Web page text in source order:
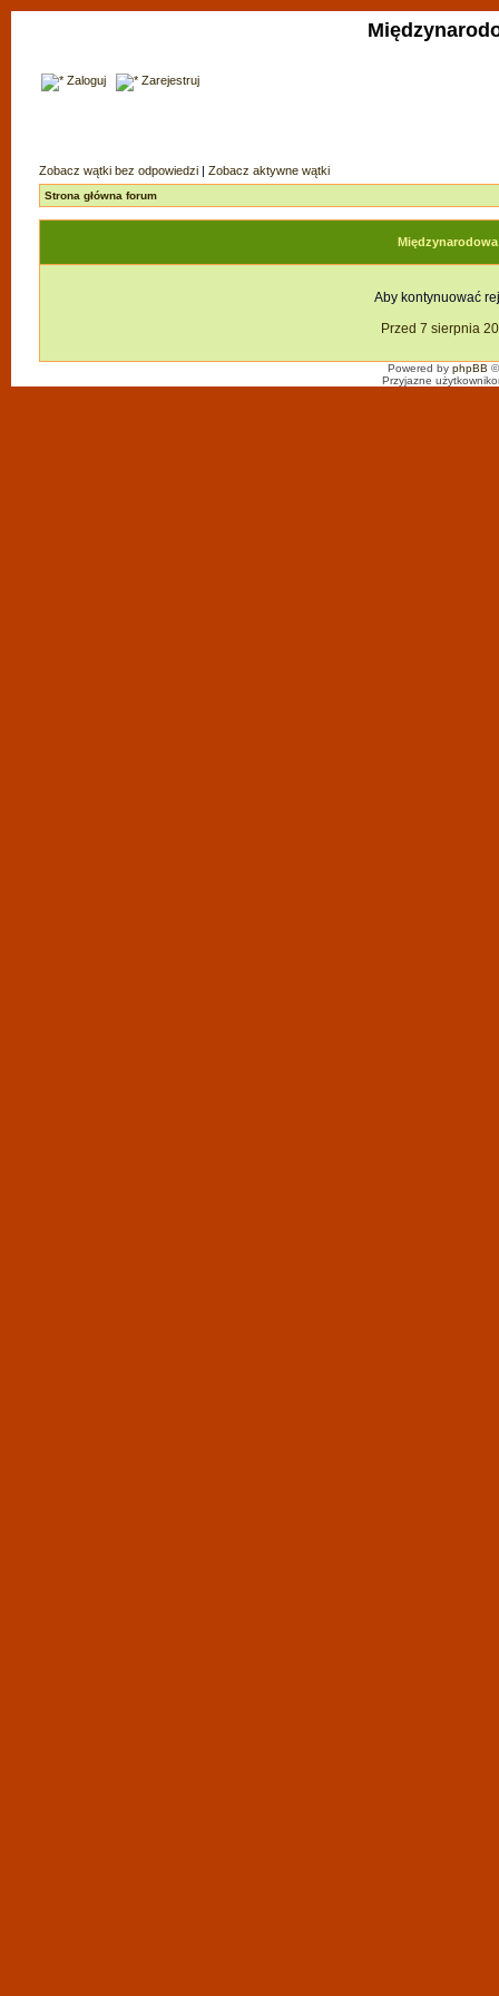
Zaloguj Zarejestruj
Zobacz wątki bez odpowiedzi | Zobacz aktywne wątki
Strona główna forum
Aby kontynuować
Przed 7 sierpnia
Powered by phpBB
Przyjazne